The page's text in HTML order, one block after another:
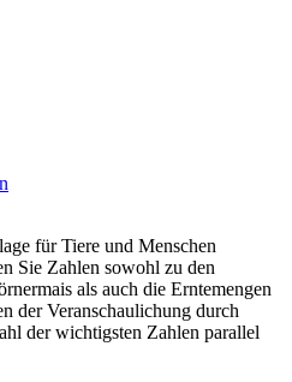
für Tiere und Menschen
Sie Zahlen sowohl zu den
als auch die Erntemengen
der Veranschaulichung durch
der wichtigsten Zahlen parallel